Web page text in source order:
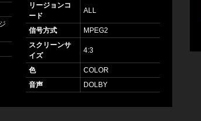
リージョンコ
ード
ALL
信号方式
MPEG2
スクリーンサ
イズ
4:3
色
COLOR
音声
DOLBY